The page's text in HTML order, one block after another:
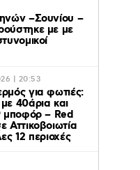
–Σουνίου –
με με
| 20:53
για φωτιές:
40άρια και
μποφόρ – Red
Αττικοβοιωτία
12 περιοχές